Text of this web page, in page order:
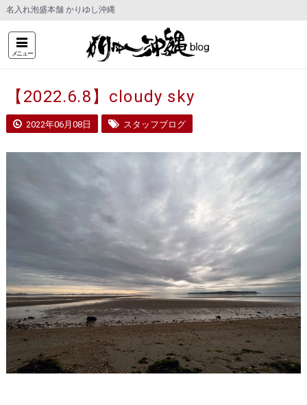
名入れ泡盛本舗 かりゆし沖縄
メニュー
【2022.6.8】cloudy sky
2022年06月08日 スタッフブログ